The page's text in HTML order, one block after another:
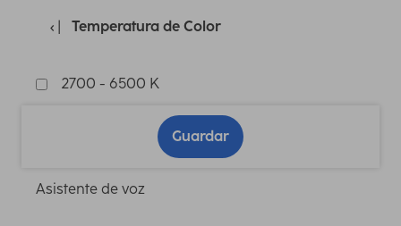
Temperatura de Color
2700 - 6500 K
Guardar
Asistente de voz